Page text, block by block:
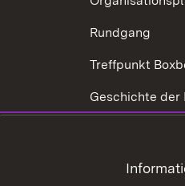
Rundgang
Treffpunkt
Geschichte der
Kontakt